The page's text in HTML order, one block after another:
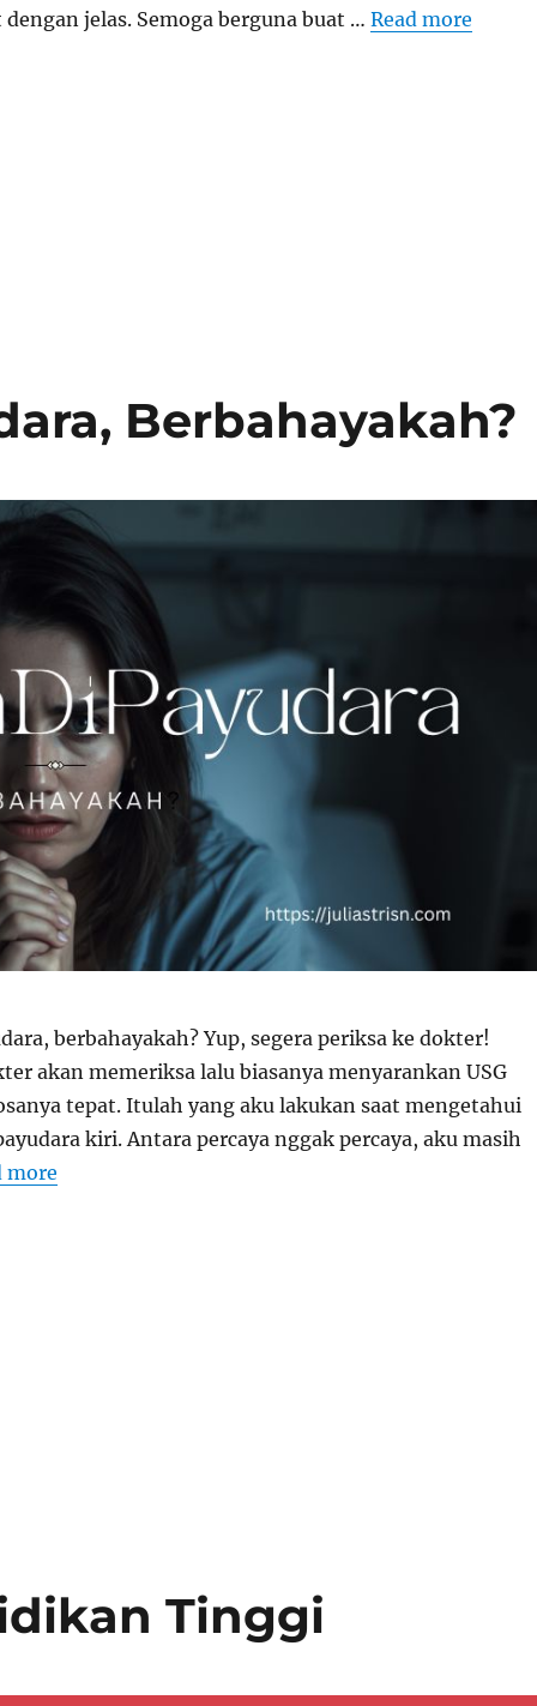
jelas. Semoga berguna buat … Read more
Berbahayakah?
berbahayakah? Yup, segera periksa ke dokter!
akan memeriksa lalu biasanya menyarankan USG
tepat. Itulah yang aku lakukan saat mengetahui
kiri. Antara percaya nggak percaya, aku masih
more
Tinggi